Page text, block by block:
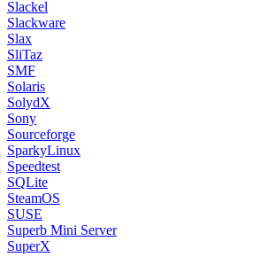
Slackel
Slackware
Slax
SliTaz
SMF
Solaris
SolydX
Sony
Sourceforge
SparkyLinux
Speedtest
SQLite
SteamOS
SUSE
Superb Mini Server
SuperX